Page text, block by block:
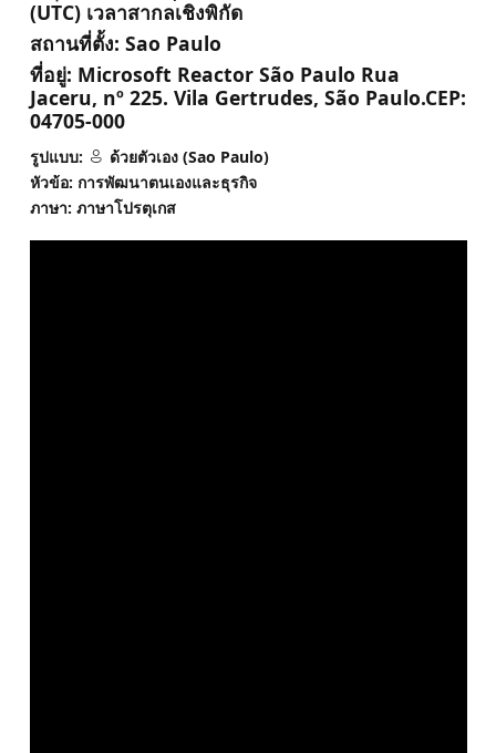
(UTC) เวลาสากลเชิงพิกัด
สถานที่ตั้ง: Sao Paulo
ที่อยู่: Microsoft Reactor São Paulo Rua
Jaceru, nº 225. Vila Gertrudes, São Paulo.CEP:
04705-000
รูปแบบ:
ด้วยตัวเอง (Sao Paulo)
หัวข้อ: การพัฒนาตนเองและธุรกิจ
ภาษา: ภาษาโปรตุเกส